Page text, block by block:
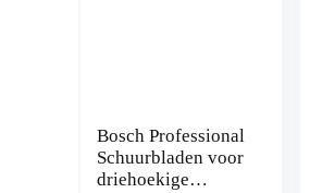
Bosch Professional
Schuurbladen voor
driehoekige